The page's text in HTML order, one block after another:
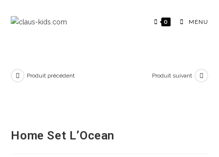
0 MENU
Produit précédent Produit suivant
Home Set L’Ocean